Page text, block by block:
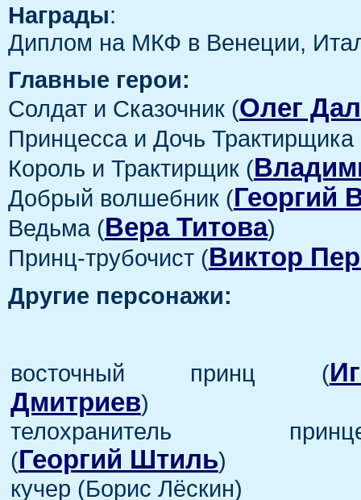
Награды:
Диплом на МКФ в Венеции,
Главные герои:
Солдат и Сказочник (Олег
Принцесса и Дочь Трактирщика
Король и Трактирщик (
Добрый волшебник (Георгий
Ведьма (Вера Титова)
Принц-трубочист (Виктор
Другие персонажи:
восточный принц (
Дмитриев)
телохранитель
(Георгий Штиль)
кучер (Борис Лёскин)